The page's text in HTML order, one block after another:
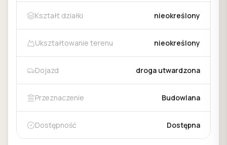
Kształt działki nieokreślony
Ukształtowanie terenu nieokreślony
Dojazd droga utwardzona
Przeznaczenie Budowlana
Dostępność Dostępna